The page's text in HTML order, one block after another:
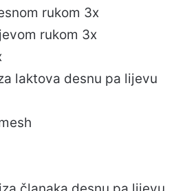
rukom 3x
rukom 3x
laktova desnu pa lijevu